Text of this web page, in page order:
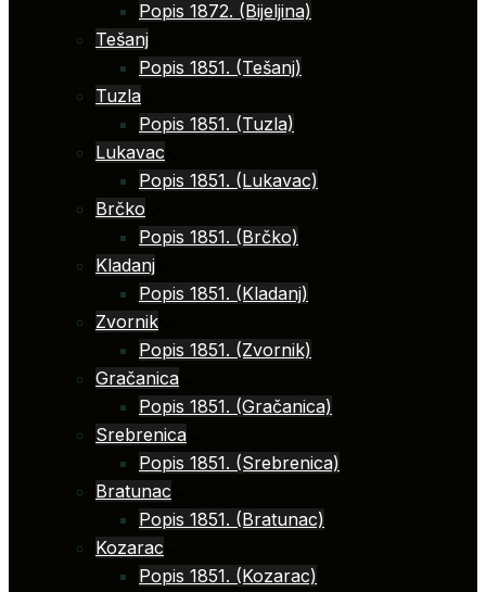
Popis 1872. (Bijeljina)
Tešanj
Popis 1851. (Tešanj)
Tuzla
Popis 1851. (Tuzla)
Lukavac
Popis 1851. (Lukavac)
Brčko
Popis 1851. (Brčko)
Kladanj
Popis 1851. (Kladanj)
Zvornik
Popis 1851. (Zvornik)
Gračanica
Popis 1851. (Gračanica)
Srebrenica
Popis 1851. (Srebrenica)
Bratunac
Popis 1851. (Bratunac)
Kozarac
Popis 1851. (Kozarac)